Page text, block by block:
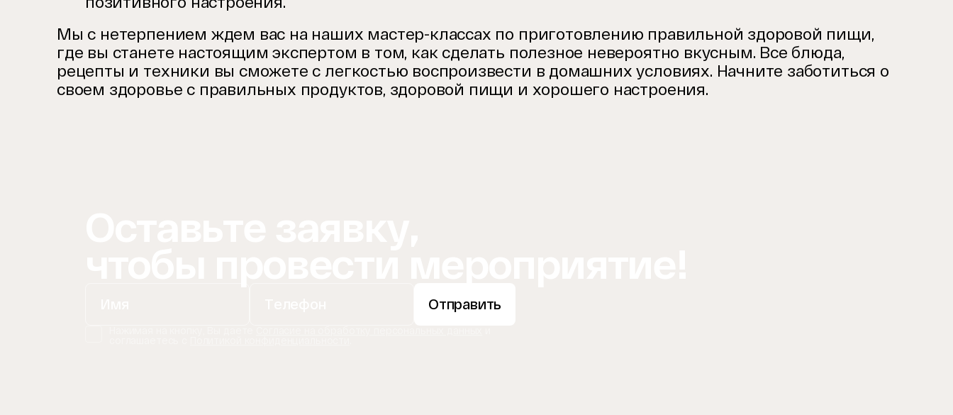
Мы с нетерпением ждем вас на наших мастер-классах по приготовлению правильной здоровой пищи,
где вы станете настоящим экспертом в том, как сделать полезное невероятно вкусным. Все блюда,
рецепты и техники вы сможете с легкостью воспроизвести в домашних условиях. Начните заботиться о
своем здоровье с правильных продуктов, здоровой пищи и хорошего настроения.
Отправить